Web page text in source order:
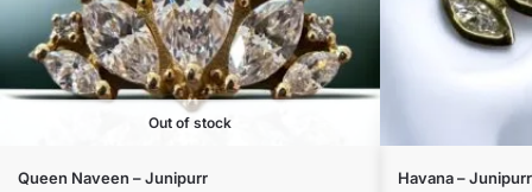
Out of stock
Queen Naveen – Junipurr Havana – Junipurr